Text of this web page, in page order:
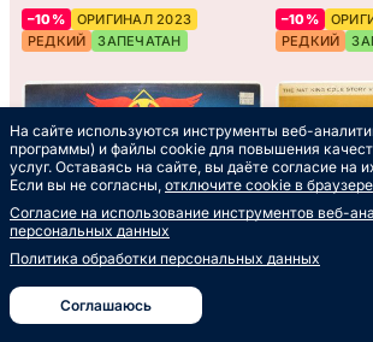
–10%
ОРИГИНАЛ 2023
РЕДКИЙ
ЗАПЕЧАТАН
–10%
РЕДКИЙ
На сайте используются инструменты веб-
программы) и файлы cookie для повышения
услуг. Оставаясь на сайте, вы даёте согласие на
Если вы не согласны, отключите cookie в браузере
Согласие на использование инструментов веб-
персональных данных
Политика обработки персональных данных
Соглашаюсь